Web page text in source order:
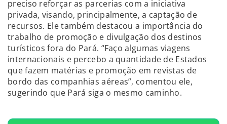
preciso reforçar as parcerias com a iniciativa
privada, visando, principalmente, a captação de
recursos. Ele também destacou a importância do
trabalho de promoção e divulgação dos destinos
turísticos fora do Pará. “Faço algumas viagens
internacionais e percebo a quantidade de Estados
que fazem matérias e promoção em revistas de
bordo das companhias aéreas”, comentou ele,
sugerindo que Pará siga o mesmo caminho.